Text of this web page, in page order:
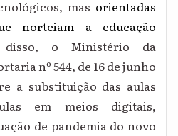
mas orientadas
norteiam a educação
disso, o Ministério da
nº 544, de 16 de junho
a substituição das aulas
em meios digitais,
de pandemia do novo